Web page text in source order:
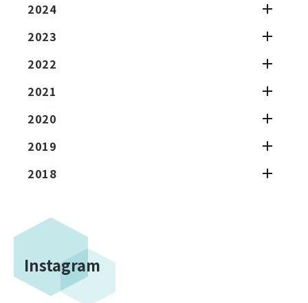
2024
2023
2022
2021
2020
2019
2018
Instagram